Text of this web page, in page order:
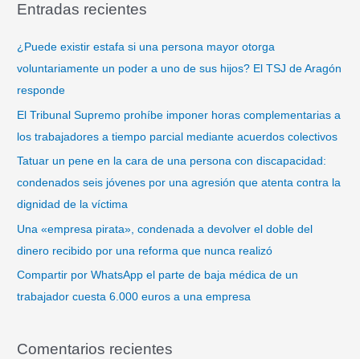
c
Entradas recientes
¿Puede existir estafa si una persona mayor otorga
voluntariamente un poder a uno de sus hijos? El TSJ de Aragón
responde
El Tribunal Supremo prohíbe imponer horas complementarias a
los trabajadores a tiempo parcial mediante acuerdos colectivos
Tatuar un pene en la cara de una persona con discapacidad:
condenados seis jóvenes por una agresión que atenta contra la
dignidad de la víctima
Una «empresa pirata», condenada a devolver el doble del
dinero recibido por una reforma que nunca realizó
Compartir por WhatsApp el parte de baja médica de un
trabajador cuesta 6.000 euros a una empresa
Comentarios recientes